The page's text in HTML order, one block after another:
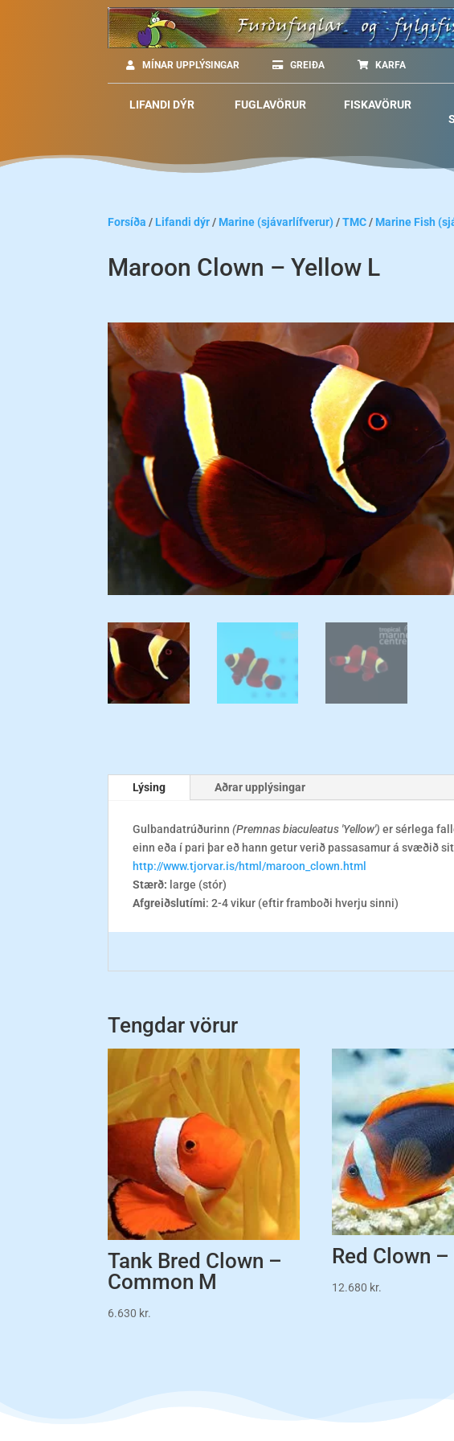
MÍNAR UPPLÝSINGAR GREIÐA KARFA
LIFANDI DÝR FUGLAVÖRUR FISKAVÖRUR
Forsíða / Lifandi dýr/ Marine (sjávarlífverur) /TMC/ Marine Fish
Maroon Clown – Yellow L
Lýsing Aðrar upplýsingar
Gulbandatrúðurinn(Premnas biaculeatus 'Yellow')er sérlega
einn eða í pari þar eð hann getur verið passasamur á svæðið
http://www.tjorvar.is/html/maroon_clown.html
Stærð: large (stór)
Afgreiðslutími: 2-4 vikur (eftir framboði hverju sinni)
Tengdar vörur
Tank Bred Clown –
Common M
6.630 kr.
Red Clown
12.680 kr.